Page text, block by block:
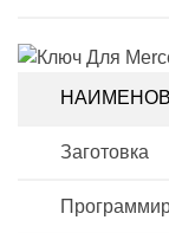
Заготовка